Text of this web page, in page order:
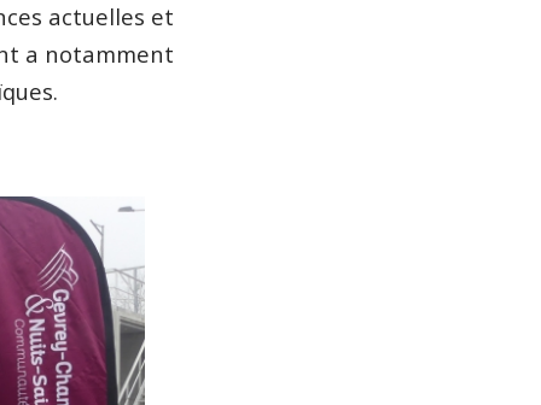
actuelles et
a notamment